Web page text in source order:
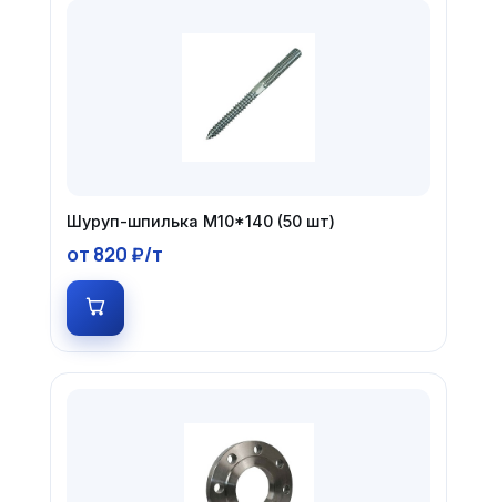
Шуруп-шпилька М10*140 (50 шт)
от 820 ₽/т